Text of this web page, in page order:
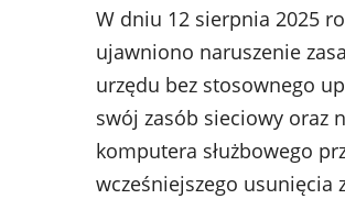
W dniu 12 sierpnia 2025
ujawniono naruszenie
urzędu bez stosownego
swój zasób sieciowy oraz
komputera służbowego
wcześniejszego